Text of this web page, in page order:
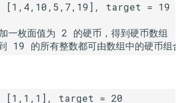
的 n 位数
串
变位词
最长子字
最短字符
加一枚面值为 2 的硬币，得到硬币
19 的所有整数都可由数组中的硬币组